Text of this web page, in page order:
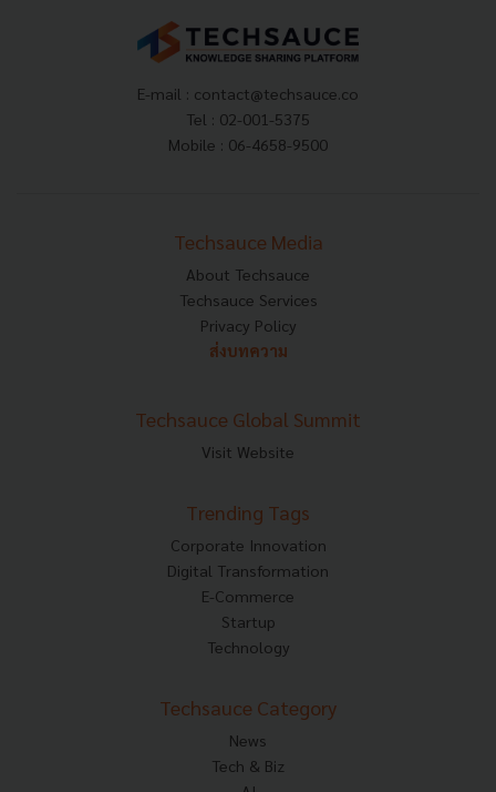
E-mail : contact@techsauce.co
Tel : 02-001-5375
Mobile : 06-4658-9500
Techsauce Media
About Techsauce
Techsauce Services
Privacy Policy
ส่งบทความ
Techsauce Global Summit
Visit Website
Trending Tags
Corporate Innovation
Digital Transformation
E-Commerce
Startup
Technology
Techsauce Category
News
Tech & Biz